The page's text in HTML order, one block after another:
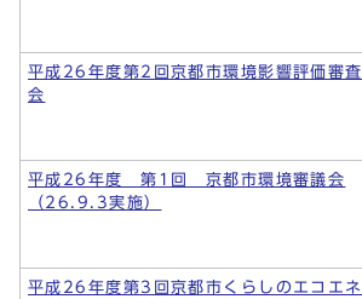
平成26年度第2回京都市環境影響評価審査
会
平成26年度 第1回 京都市環境審議会
（26.9.3実施）
平成26年度第3回京都市くらしのエコエネ